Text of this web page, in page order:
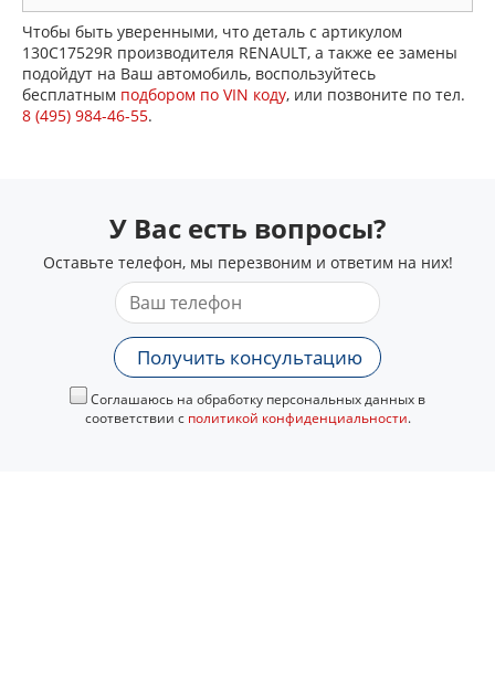
Чтобы быть уверенными, что деталь с артикулом
130C17529R производителя RENAULT, а также ее замены
подойдут на Ваш автомобиль, воспользуйтесь
бесплатным подбором по VIN коду, или позвоните по тел.
8 (495) 984-46-55.
У Вас есть вопросы?
Оставьте телефон, мы перезвоним и ответим на них!
Получить консультацию
Соглашаюсь на обработку персональных данных в
соответствии с политикой конфиденциальности.